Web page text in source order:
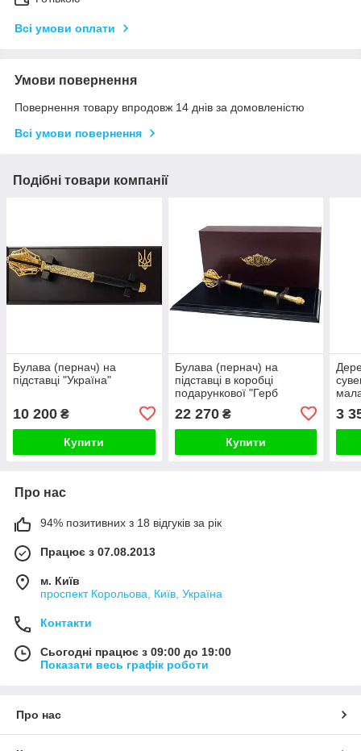
Всі умови оплати
Умови повернення
Повернення товару впродовж 14 днів за домовленістю
Всі умови повернення
Подібні товари компанії
Булава (пернач) на
підставці "Україна"
10 200 ₴
Купити
Булава (пернач) на
підставці в коробці
подарункової "Герб
22 270₴
Купити
3
Про нас
94% позитивних з 18 відгуків за рік
Працює з 07.08.2013
м. Київ
проспект Корольова, Київ, Україна
Контакти
Сьогодні працює з 09:00 до 19:00
Показати весь графік роботи
Про нас